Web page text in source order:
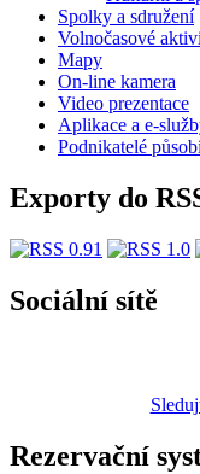
Spolky a sdružení
Volnočasové
Mapy
On-line kamera
Video prezentace
Aplikace a e-
Podnikatelé
Exporty do
Sociální sítě
Rezervační